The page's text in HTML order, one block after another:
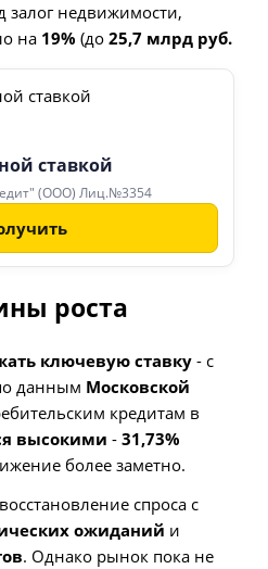
залог недвижимости,
на 19% (до 25,7 млрд руб.
ставкой
(ООО) Лиц.№3354
роста
ключевую ставку - с
данным Московской
кредитам в
высокими -31,73%
более заметно.
спроса с
ожиданий и
. Однако рынок пока не